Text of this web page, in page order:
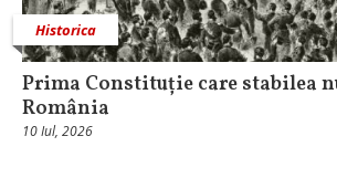
Historica
Prima Constituție care stabilea
România
10 Iul, 2026